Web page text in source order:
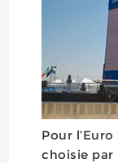
Pour
choisie par